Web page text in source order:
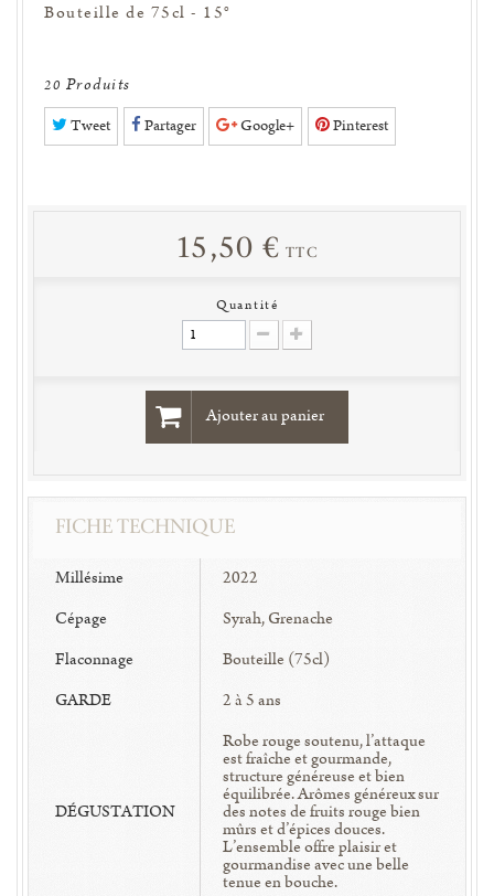
Bouteille de 75cl - 15°
20 Produits
Tweet Partager Google+ Pinterest
15,50 € TTC
Quantité
Ajouter au panier
FICHE TECHNIQUE
Millésime
2022
Cépage
Syrah, Grenache
Flaconnage
Bouteille (75cl)
GARDE
2 à 5 ans
DÉGUSTATION
Robe rouge soutenu, l’attaque
est fraîche et gourmande,
structure généreuse et bien
équilibrée. Arômes généreux sur
des notes de fruits rouge bien
mûrs et d’épices douces.
L’ensemble offre plaisir et
gourmandise avec une belle
tenue en bouche.